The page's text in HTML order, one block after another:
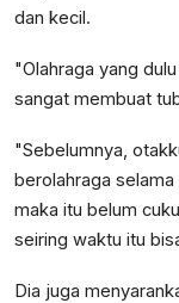
dan kecil.
"Olahraga yang
sangat membuat
"Sebelumnya,
berolahraga
maka itu belum
seiring waktu itu
Dia juga